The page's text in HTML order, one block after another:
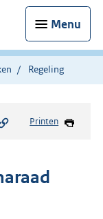
Menu
Regeling
Printen